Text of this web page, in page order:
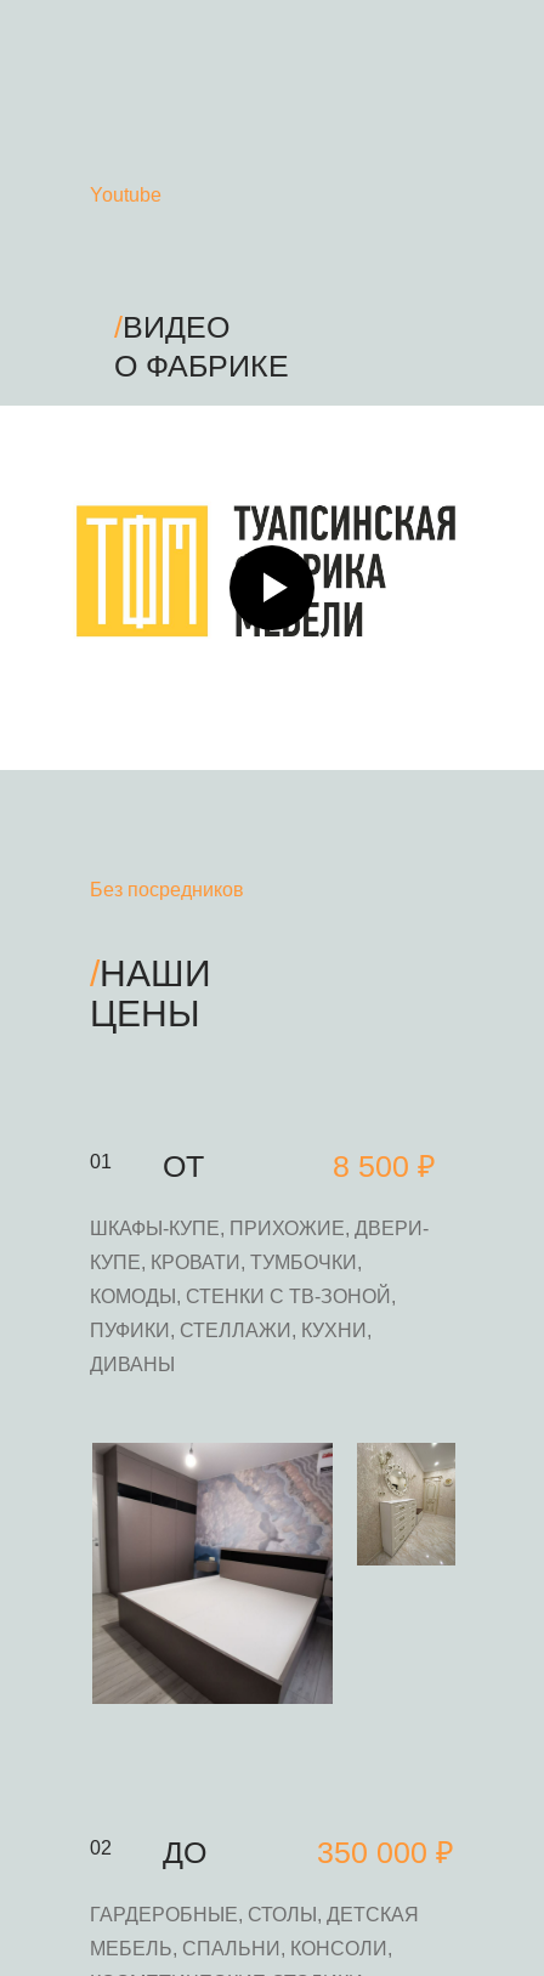
Youtube
/ВИДЕО
О ФАБРИКЕ
/НАШИ
ЦЕНЫ
Без посредников
ОТ
01 8 500 ₽
ШКАФЫ-КУПЕ, ПРИХОЖИЕ, ДВЕРИ-
КУПЕ, КРОВАТИ, ТУМБОЧКИ,
КОМОДЫ, СТЕНКИ С ТВ-ЗОНОЙ,
ПУФИКИ, СТЕЛЛАЖИ, КУХНИ,
ДИВАНЫ
ДО
02 350 000 ₽
ГАРДЕРОБНЫЕ, СТОЛЫ, ДЕТСКАЯ
МЕБЕЛЬ, СПАЛЬНИ, КОНСОЛИ,